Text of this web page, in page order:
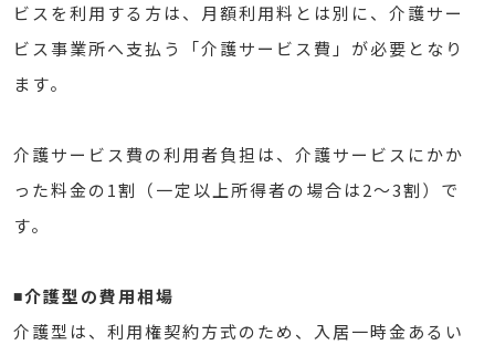
ビスを利用する方は、月額利用料とは別に、介護サー
ビス事業所へ支払う「介護サービス費」が必要となり
ます。
介護サービス費の利用者負担は、介護サービスにかか
った料金の1割（一定以上所得者の場合は2〜3割）で
す。
◾️介護型の費用相場
介護型は、利用権契約方式のため、入居一時金あるい